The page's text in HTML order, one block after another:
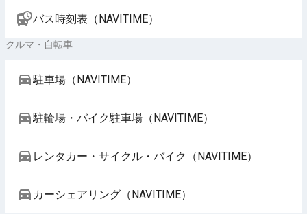
バス時刻表（NAVITIME）
クルマ・自転車
駐車場（NAVITIME）
駐輪場・バイク駐車場（NAVITIME）
レンタカー・サイクル・バイク（NAVITIME）
カーシェアリング（NAVITIME）